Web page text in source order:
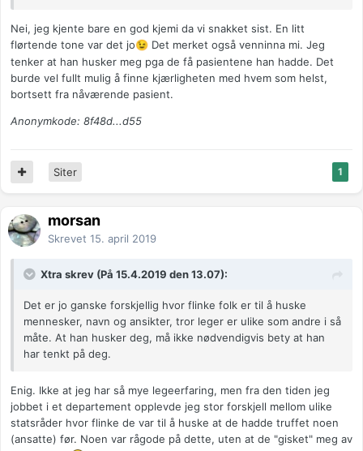
Nei, jeg kjente bare en god kjemi da vi snakket sist. En litt
flørtende tone var det jo😉 Det merket også venninna mi. Jeg
tenker at han husker meg pga de få pasientene han hadde. Det
burde vel fullt mulig å finne kjærligheten med hvem som helst,
bortsett fra nåværende pasient.
Anonymkode: 8f48d...d55
1
Siter
morsan
Skrevet 15. april 2019
Xtra skrev (På 15.4.2019 den 13.07):
Det er jo ganske forskjellig hvor flinke folk er til å huske
mennesker, navn og ansikter, tror leger er ulike som andre i så
måte. At han husker deg, må ikke nødvendigvis bety at han
har tenkt på deg.
Enig. Ikke at jeg har så mye legeerfaring, men fra den tiden jeg
jobbet i et departement opplevde jeg stor forskjell mellom ulike
statsråder hvor flinke de var til å huske at de hadde truffet noen
(ansatte) før. Noen var rågode på dette, uten at de "gisket" meg av